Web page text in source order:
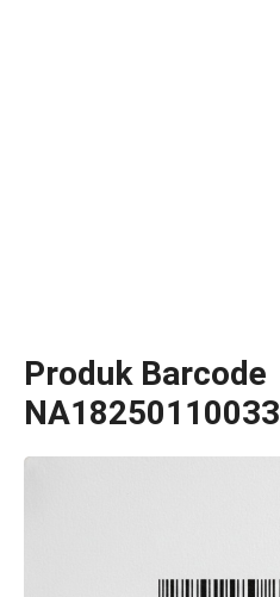
Produk Barcode
NA18250110033